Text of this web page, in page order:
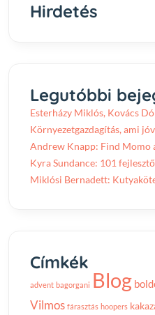
Hirdetés
Legutóbbi
Esterházy Miklós, Kovács
Környezetgazdagítás, ami
Andrew Knapp: Find Momo
Kyra Sundance: 101
Miklósi Bernadett:
Címkék
advent bagorgani Blog
Vilmos fárasztás hoopers